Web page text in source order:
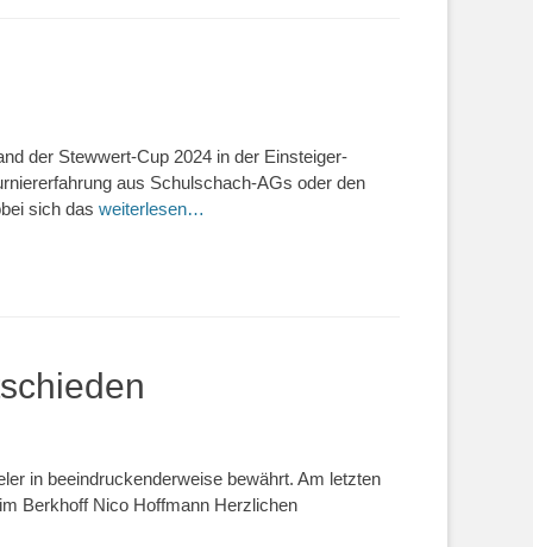
der Stewwert-Cup 2024 in der Einsteiger-
aus Schulschach-AGs oder den
sich das weiterlesen…
in beeindruckenderweise bewährt. Am letzten
Berkhoff Nico Hoffmann Herzlichen